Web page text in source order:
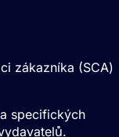
zákazníka (SCA)
specifických